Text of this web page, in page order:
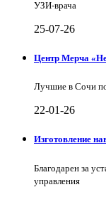
УЗИ-врача
25-07-26
Центр Мерча
Лучшие в Сочи
22-01-26
Изготовление
Благодарен за
управления